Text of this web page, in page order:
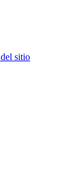
sitio